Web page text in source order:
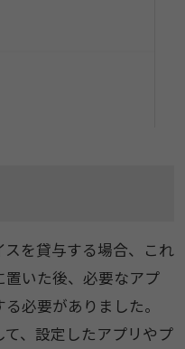
を貸与する場合、これ
置いた後、必要なアプ
必要がありました。
、設定したアプリやプ